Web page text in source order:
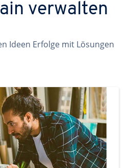
verwalten
Ideen Erfolge mit Lösungen